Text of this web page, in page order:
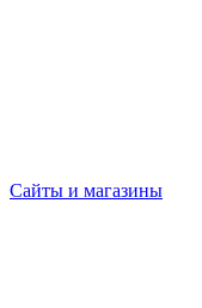
Сайты и магазины